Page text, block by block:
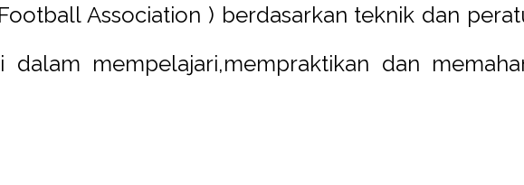
Association ) berdasarkan teknik dan
mempelajari,mempraktikan dan